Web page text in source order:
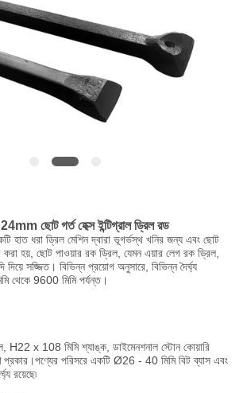
ছোট গর্ত হেক্স ইন্টিগ্রাল ড্রিল রড
হাত ধরা ড্রিল মেশিন দ্বারা ভূগর্ভস্থ খনির জন্য এবং ছোট
করা হয়, ছোট পাওয়ার রক ড্রিল, যেমন এয়ার লেগ রক ড্রিল,
দিয়ে সজ্জিত। বিভিন্ন প্রয়োগ অনুসারে, বিভিন্ন দৈর্ঘ্য
থেকে 9600 মিমি পর্যন্ত।
H22 x 108 মিমি শ্যাঙ্ক, ডাইমেনশনাল স্টোন কোয়ারি
প্রকার।পণ্যের পরিসরে একটি Ø26 - 40 মিমি বিট ব্যাস এবং
রয়েছে৷